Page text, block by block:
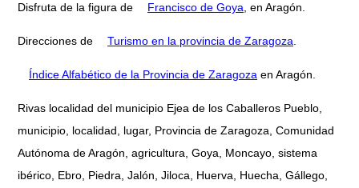
Disfruta de la figura de Francisco de Goya , en Aragón.
Direcciones de Turismo en la provincia de Zaragoza
Índice Alfabético de la Provincia de Zaragoza en Aragón.
Rivas localidad del municipio Ejea de los Caballeros Pueblo,
municipio, localidad, lugar, Provincia de Zaragoza, Comunidad
Autónoma de Aragón, agricultura, Goya, Moncayo, sistema
ibérico, Ebro, Piedra, Jalón, Jiloca, Huerva, Huecha, Gállego,